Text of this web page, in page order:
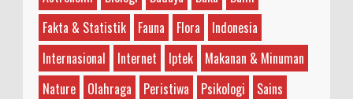
yang sering digunakan dalam berbagai konteks
dan memiliki makna yang bervariasi, tergantung
Fakta & Statistik
Fauna Flora
Indonesia
Internasional
Internet Iptek
Makanan & Minuman
Nature
Olahraga Peristiwa Psikologi
Sains